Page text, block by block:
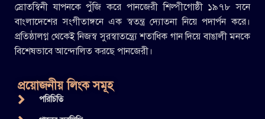
স্রোতস্বিনী যাপনকে পুঁজি করে পানজেরী শিল্পীগোষ্ঠী ১৯৭৮ সনে
বাংলাদেশের সংগীতাঙ্গনে এক স্বতন্ত্র দ্যোতনা নিয়ে পদার্পন করে।
প্রতিষ্ঠালগ্ন থেকেই নিজস্ব সুরস্বাতন্ত্র্যে শতাধিক গান দিয়ে বাঙালী মনকে
বিশেষভাবে আন্দোলিত করছে পানজেরী।
প্রয়োজনীয় লিংক সমূহ
পরিচিতি